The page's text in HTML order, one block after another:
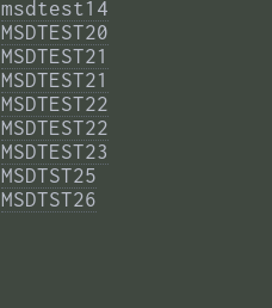
msdtest14
MSDTEST20
MSDTEST21
MSDTEST21
MSDTEST22
MSDTEST22
MSDTEST23
MSDTST25
MSDTST26